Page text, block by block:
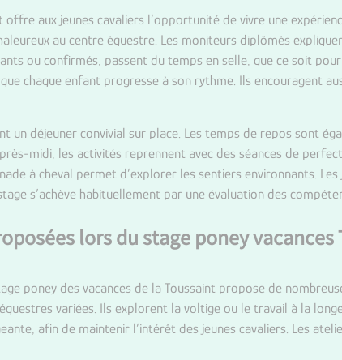
aux jeunes cavaliers l’opportunité de vivre une
au centre équestre. Les moniteurs diplômés
ou confirmés, passent du temps en selle, que ce soit
chaque enfant progresse à son rythme. Ils encouragent
un déjeuner convivial sur place. Les temps de repos sont
midi, les activités reprennent avec des séances de
à cheval permet d’explorer les sentiers environnants.
s’achève habituellement par une évaluation des
lors du stage poney vacances
poney des vacances de la Toussaint propose de
variées. Ils explorent la voltige ou le travail à la
afin de maintenir l’intérêt des jeunes cavaliers. Les